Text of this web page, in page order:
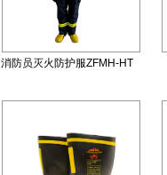
消防员灭火防护服ZFMH-HT